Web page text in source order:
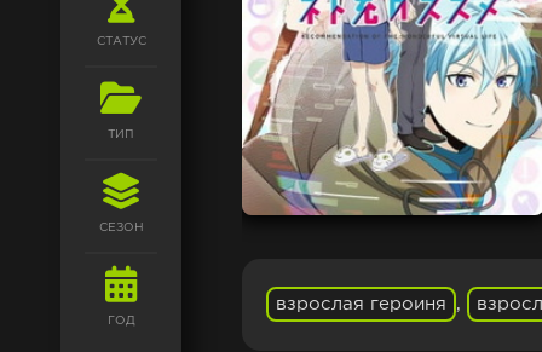
СТАТУС
ТИП
СЕЗОН
ГОД
взрослая героиня ,